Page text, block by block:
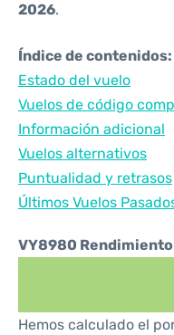
2026.
Índice de contenidos:
Estado del vuelo
Vuelos de código
Información adicional
Vuelos alternativos
Puntualidad y retrasos
Últimos Vuelos
VY8980
Hemos calculado el